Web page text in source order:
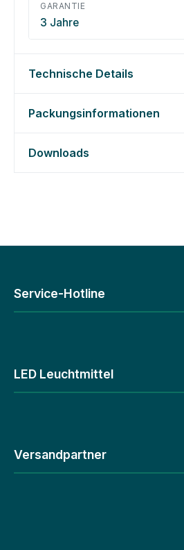
GARANTIE
3 Jahre
Technische Details
Packungsinformationen
Downloads
Service-Hotline
LED Leuchtmittel
Versandpartner